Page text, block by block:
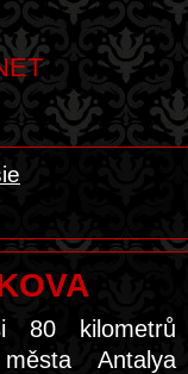
80 kilometrů
Antalya